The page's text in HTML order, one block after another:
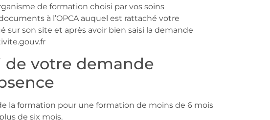
de formation choisi par vos soins
à l’OPCA auquel est rattaché votre
sur son site et après avoir bien saisi la demande
de votre demande
la formation pour une formation de moins de 6 mois
de six mois.